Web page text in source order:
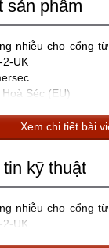
sản phẩm
nhiễu cho cổng từ
2-UK
Séc (EU)
Xem chi tiết bài
tin kỹ thuật
nhiễu cho cổng từ
2-UK